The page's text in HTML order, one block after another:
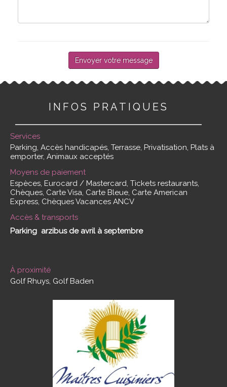
INFOS PRATIQUES
Services
Parking, Accès handicapés, Terrasse, Privatisation, Plats à
emporter, Animaux acceptés
Moyens de paiement
Espèces, Eurocard / Mastercard, Tickets restaurants,
Chèques, Carte Visa, Carte Bleue, Carte American
Express, Chèques Vacances ANCV
Accès & transports
Parking arzibus de avril à septembre
À proximité
Golf Rhuys, Golf Baden